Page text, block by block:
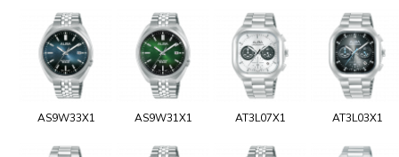
AS9W33X1 AS9W31X1 AT3L07X1 AT3L03X1